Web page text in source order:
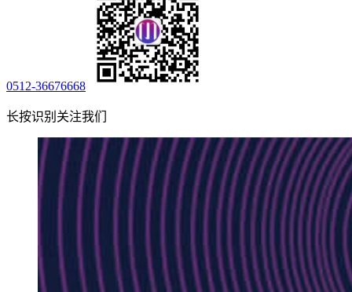
0512-36676668
长按识别关注我们